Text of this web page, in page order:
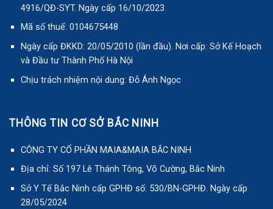
4916/QĐ-SYT. Ngày cấp 16/10/2023
Mã số thuế: 0104675448
Ngày cấp ĐKKD: 20/05/2010 (lần đầu). Nơi cấp: Sở Kế Hoạch
và Đầu tư Thành Phố Hà Nội
Chịu trách nhiệm nội dung: Đỗ Ánh Ngọc
THÔNG TIN CƠ SỞ BẮC NINH
CÔNG TY CỔ PHẦN MAIA&MAIA BẮC NINH
Địa chỉ: Số 197 Lê Thánh Tông, Võ Cường, Bắc Ninh
Sở Y Tế Bắc Ninh cấp GPHĐ số: 530/BN-GPHĐ. Ngày cấp
28/05/2024